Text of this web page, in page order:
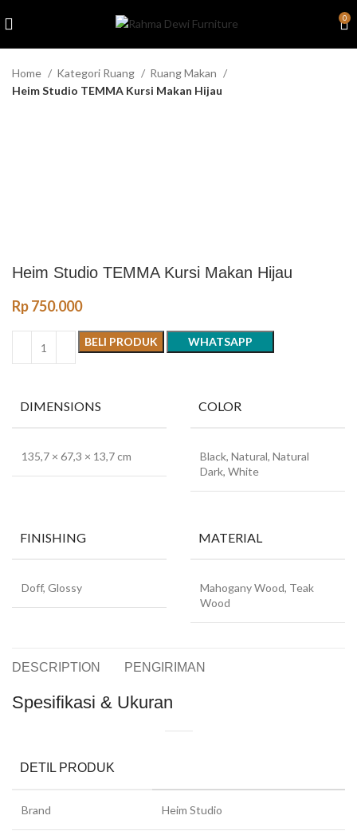
0
Home Kategori Ruang
Ruang Makan
Heim Studio TEMMA Kursi Makan Hijau
Heim Studio TEMMA Kursi Makan Hijau
Rp750.000
BELI PRODUK WHATSAPP
DIMENSIONS
135,7 × 67,3 × 13,7 cm
COLOR
Black, Natural, Natural
Dark, White
FINISHING
Doff, Glossy
MATERIAL
Mahogany Wood, Teak
Wood
DESCRIPTION PENGIRIMAN
Spesifikasi & Ukuran
DETIL PRODUK
Brand Heim Studio